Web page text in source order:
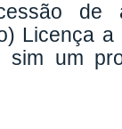
de
Licença
sim um